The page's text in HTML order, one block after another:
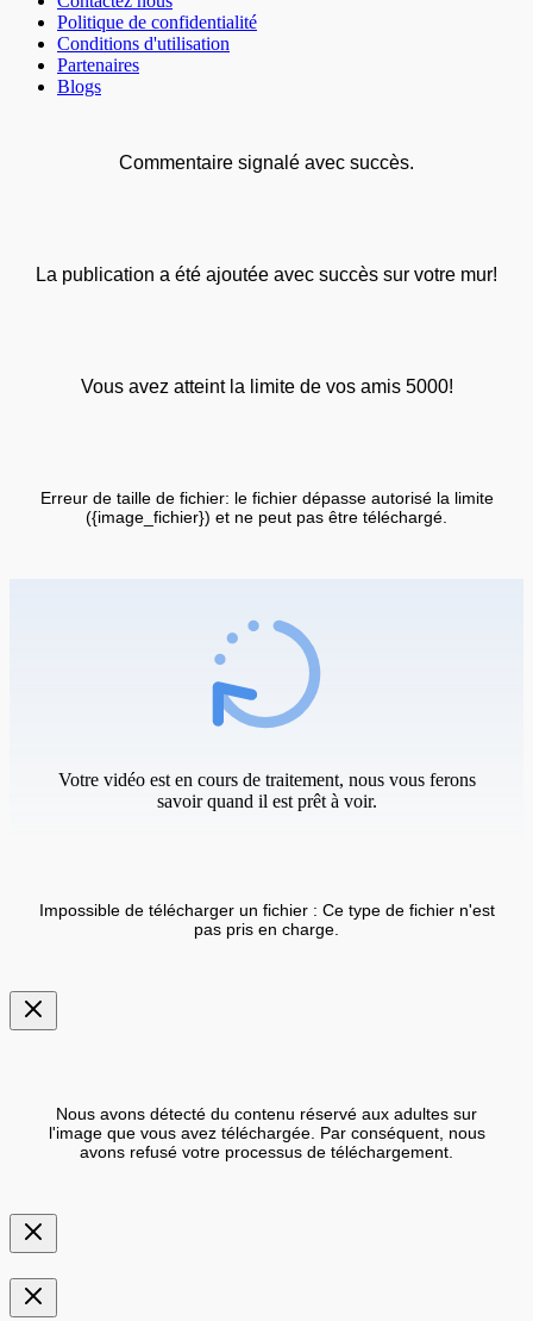
Politique de confidentialité
Conditions d'utilisation
Partenaires
Blogs
Commentaire signalé avec succès.
La publication a été ajoutée avec succès sur votre mur!
Vous avez atteint la limite de vos amis 5000!
Erreur de taille de fichier: le fichier dépasse autorisé la limite
({image_fichier}) et ne peut pas être téléchargé.
Votre vidéo est en cours de traitement, nous vous ferons
savoir quand il est prêt à voir.
Impossible de télécharger un fichier : Ce type de fichier n'est
pas pris en charge.
Nous avons détecté du contenu réservé aux adultes sur
l'image que vous avez téléchargée. Par conséquent, nous
avons refusé votre processus de téléchargement.